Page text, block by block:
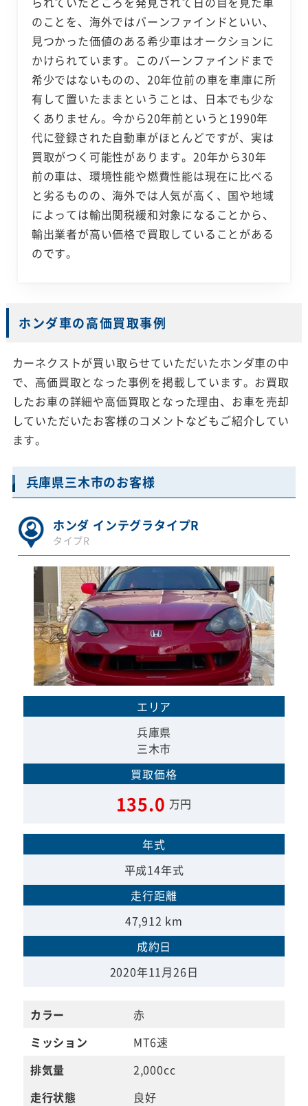
のことを、海外ではバーンファインドといい、
見つかった価値のある希少車はオークションに
かけられています。このバーンファインドまで
希少ではないものの、20年位前の車を車庫に所
有して置いたままということは、日本でも少な
くありません。今から20年前というと1990年
代に登録された自動車がほとんどですが、実は
買取がつく可能性があります。20年から30年
前の車は、環境性能や燃費性能は現在に比べる
と劣るものの、海外では人気が高く、国や地域
によっては輸出関税緩和対象になることから、
輸出業者が高い価格で買取していることがある
のです。
ホンダ車の高価買取事例
カーネクストが買い取らせていただいたホンダ車の中
で、高価買取となった事例を掲載しています。お買取
したお車の詳細や高価買取となった理由、お車を売却
していただいたお客様のコメントなどもご紹介してい
ます。
兵庫県三木市のお客様
ホンダ インテグラタイプR
タイプR
エリア
兵庫県
三木市
買取価格
135.0 万円
年式
平成14年式
走行距離
47,912 km
成約日
2020年11月26日
カラー
赤
ミッション
MT6速
排気量
2,000cc
走行状態
良好